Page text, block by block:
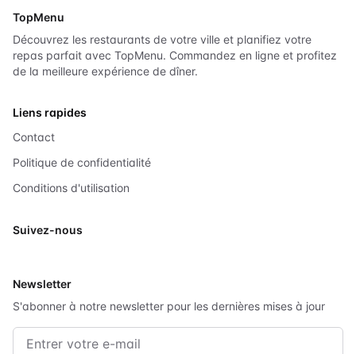
TopMenu
Découvrez les restaurants de votre ville et planifiez votre
repas parfait avec TopMenu. Commandez en ligne et profitez
de la meilleure expérience de dîner.
Liens rapides
Contact
Politique de confidentialité
Conditions d'utilisation
Suivez-nous
Newsletter
S'abonner à notre newsletter pour les dernières mises à jour
Adresse e-mail